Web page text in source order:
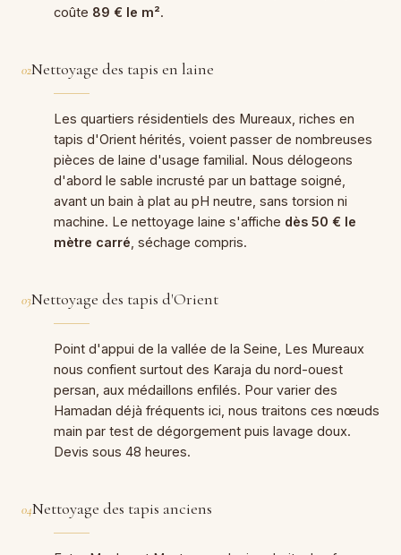
coûte 89 € le m².
02Nettoyage des tapis en laine
Les quartiers résidentiels des Mureaux, riches en
tapis d'Orient hérités, voient passer de nombreuses
pièces de laine d'usage familial. Nous délogeons
d'abord le sable incrusté par un battage soigné,
avant un bain à plat au pH neutre, sans torsion ni
machine. Le nettoyage laine s'affiche dès 50 € le
mètre carré , séchage compris.
03Nettoyage des tapis d'Orient
Point d'appui de la vallée de la Seine, Les Mureaux
nous confient surtout des Karaja du nord-ouest
persan, aux médaillons enfilés. Pour varier des
Hamadan déjà fréquents ici, nous traitons ces nœuds
main par test de dégorgement puis lavage doux.
Devis sous 48 heures.
04Nettoyage des tapis anciens